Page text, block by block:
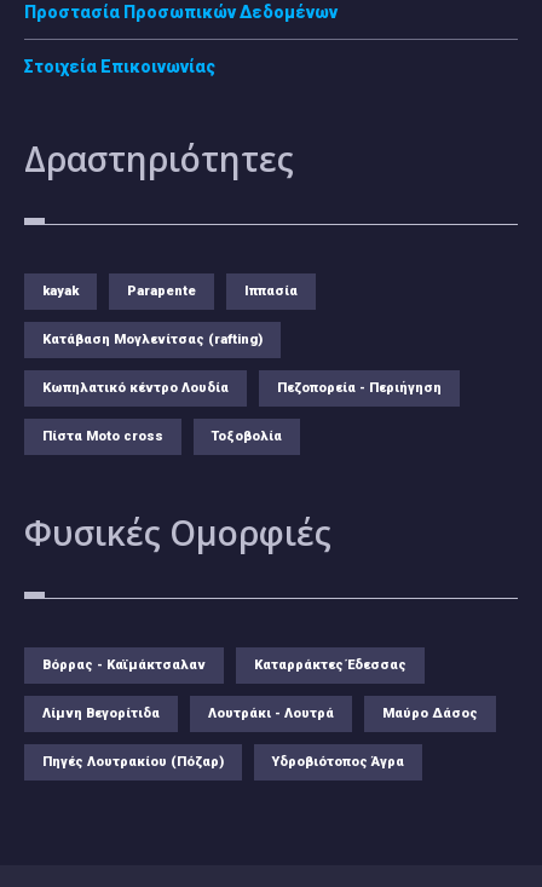
Προστασία Προσωπικών Δεδομένων
Στοιχεία Επικοινωνίας
Δραστηριότητες
kayak Parapente Ιππασία
Κατάβαση Μογλενίτσας (rafting)
Κωπηλατικό κέντρο Λουδία Πεζοπορεία - Περιήγηση
Πίστα Moto cross Τοξοβολία
Φυσικές Ομορφιές
Βόρρας - Καϊμάκτσαλαν Καταρράκτες Έδεσσας
Λίμνη Βεγορίτιδα Λουτράκι - Λουτρά Μαύρο Δάσος
Πηγές Λουτρακίου (Πόζαρ) Υδροβιότοπος Άγρα